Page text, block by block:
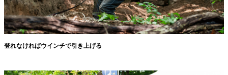
登れなければウインチで引き上げる